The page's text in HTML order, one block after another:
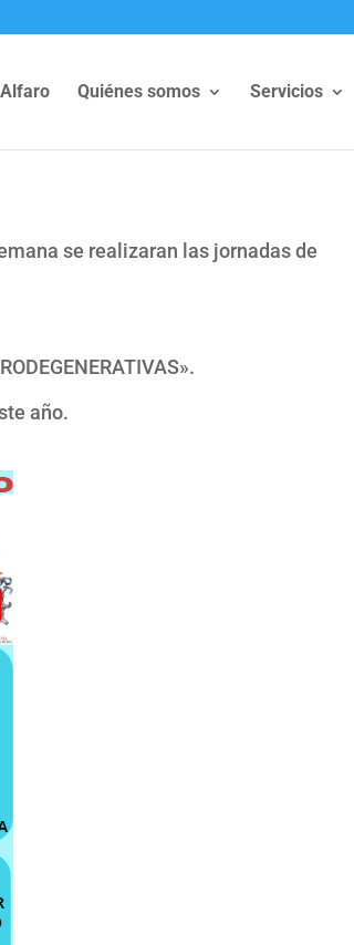
Quiénes somos Servicios
se realizaran las jornadas de
año.